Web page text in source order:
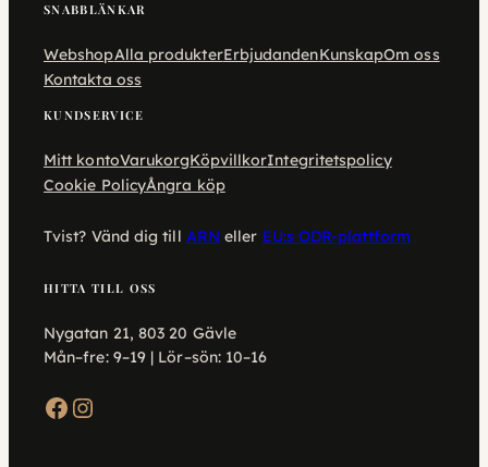
SNABBLÄNKAR
WebshopAlla produkterErbjudandenKunskapOm oss
Kontakta oss
KUNDSERVICE
Mitt kontoVarukorgKöpvillkorIntegritetspolicy
Cookie PolicyÅngra köp
Tvist? Vänd dig till ARN eller EU:s ODR-plattform
HITTA TILL OSS
Nygatan 21, 803 20 Gävle
Mån–fre: 9–19 | Lör–sön: 10–16
Facebook Instagram